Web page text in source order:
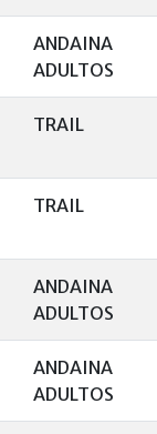
ANDAINA
ADULTOS
TRAIL
TRAIL
ANDAINA
ADULTOS
ANDAINA
ADULTOS